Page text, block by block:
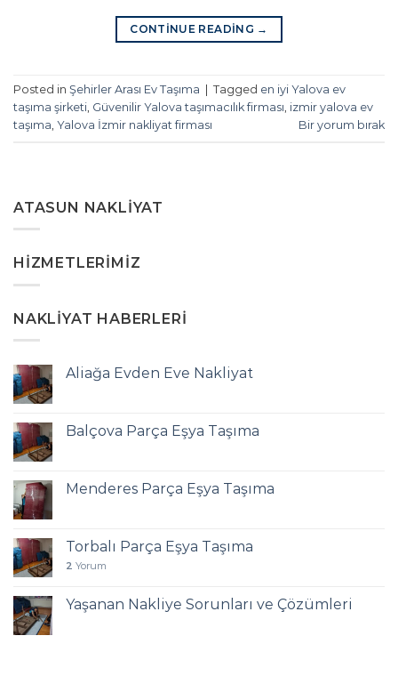
CONTINUE READING →
Posted in Şehirler Arası Ev Taşıma Tagged en iyi Yalova ev
taşıma şirketi Güvenilir Yalova taşımacılık firması izmir yalova ev
taşıma Yalova İzmir nakliyat firması Bir yorum bırak
ATASUN NAKLIYAT
HIZMETLERIMIZ
NAKLIYAT HABERLERI
Aliağa Evden Eve Nakliyat
Balçova Parça Eşya Taşıma
Menderes Parça Eşya Taşıma
Torbalı Parça Eşya Taşıma
2 Yorum
Yaşanan Nakliye Sorunları ve Çözümleri